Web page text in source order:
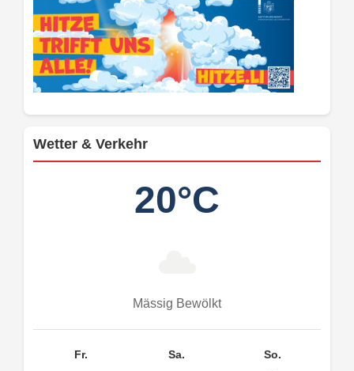
Wetter & Verkehr
20°C
Mässig Bewölkt
Fr. Sa. So.